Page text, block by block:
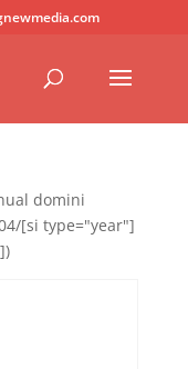
domini
[si type="year"]